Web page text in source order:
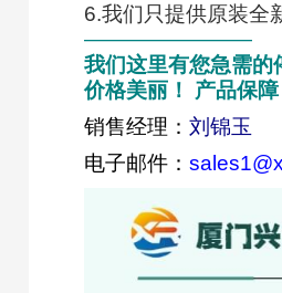
6.我们只提供原装全
————————
我们这里有您急需的
价格美丽！ 产品保
销售经理： 刘锦玉
电子邮件：